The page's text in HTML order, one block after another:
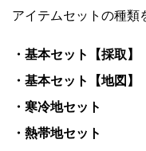
アイテムセットの種類
・基本セット【採取】
・基本セット【地図】
・寒冷地セット
・熱帯地セット